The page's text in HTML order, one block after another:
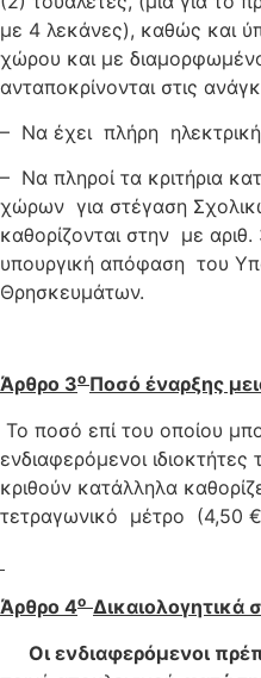
με 4 λεκάνες), καθώς και
χώρου και με
ανταποκρίνονται στις
– Να έχει πλήρη
– Να πληροί τα κριτήρια
χώρων για στέγαση
καθορίζονται στην με
υπουργική απόφαση του
Θρησκευμάτων.
Άρθρο 3ο Ποσό έναρξης
Το ποσό επί του οποίου
ενδιαφερόμενοι
κριθούν κατάλληλα
τετραγωνικό μέτρο (4,50
Άρθρο 4ο Δικαιολογητικά
Οι ενδιαφερόμενοι